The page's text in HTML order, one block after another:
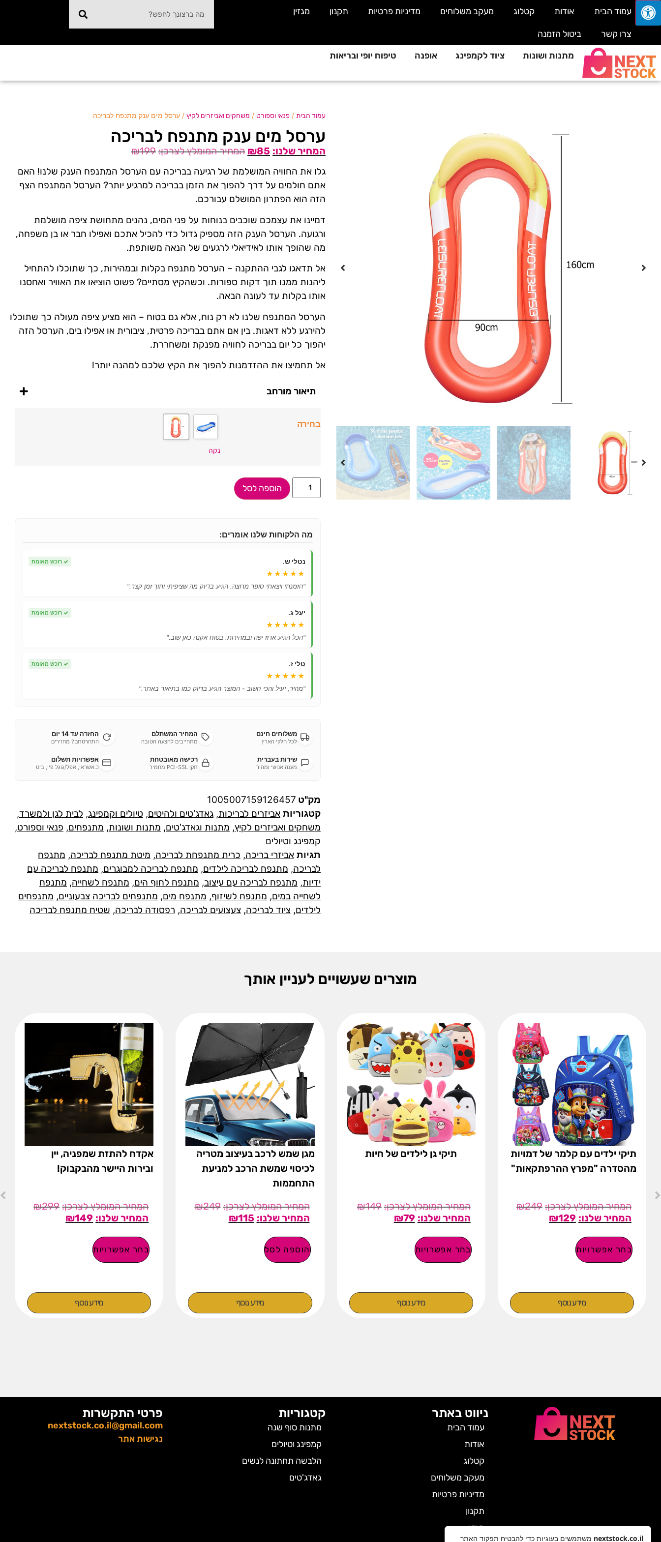
עמוד הבית אודות קטלוג מעקב משלוחים מדיניות פרטיות תקנון מגזין
צרו קשר
ביטול הזמנה
מתנות ושונות
ציוד לקמפינג אופנה טיפוח יופי ובריאות
עמוד הבית / פנאי וספורט / משחקים ואביזרים לקיץ / ערסל מים ענק מתנפח לבריכה
ערסל מים ענק מתנפח לבריכה
₪199 ₪85
גלו את החוויה המושלמת של רגיעה בבריכה עם הערסל המתנפח הענק שלנו! האם
אתם חולמים על דרך להפוך את הזמן בבריכה למרגיע יותר? הערסל המתנפח הצף
הזה הוא הפתרון המושלם עבורכם.
דמיינו את עצמכם שוכבים בנוחות על פני המים, נהנים מתחושת ציפה מושלמת
ורגועה. הערסל הענק הזה מספיק גדול כדי להכיל אתכם ואפילו חבר או בן משפחה,
מה שהופך אותו לאידיאלי לרגעים של הנאה משותפת.
אל תדאגו לגבי ההתקנה – הערסל מתנפח בקלות ובמהירות, כך שתוכלו להתחיל
ליהנות ממנו תוך דקות ספורות. וכשהקיץ מסתיים? פשוט הוציאו את האוויר ואחסנו
אותו בקלות עד לעונה הבאה.
הערסל המתנפח שלנו לא רק נוח, אלא גם בטוח – הוא מציע ציפה מעולה כך שתוכלו
להירגע ללא דאגות. בין אם אתם בבריכה פרטית, ציבורית או אפילו בים, הערסל הזה
יהפוך כל יום בבריכה לחוויה מפנקת ומשחררת.
אל תחמיצו את ההזדמנות להפוך את הקיץ שלכם למהנה יותר!
תיאור מורחב
בחירה
נקה
הוספה לסל
מה הלקוחות שלנו אומרים:
נטלי ש. ✓ רוכש מאומת
★★★★★
"הזמנתי ויצאתי סופר מרוצה. הגיע בדיוק מה שציפיתי ותוך זמן קצר."
יעל ג. ✓ רוכש מאומת
★★★★★
"הכל הגיע ארוז יפה ובמהירות. בטוח אקנה כאן שוב."
טלי ז. ✓ רוכש מאומת
★★★★★
"מהיר, יעיל והכי חשוב - המוצר הגיע בדיוק כמו בתיאור באתר."
משלוחים חינם
לכל חלקי הארץ
המחיר המשתלם
מתחייבים להצעה הטובה
החזרה עד 14 יום
התחרטתם? מחזירים
שירות בעברית
מענה אנושי ומהיר
רכישה מאובטחת
תקן PCI-SSL מחמיר
אפשרויות תשלום
כ.אשראי, אפל/גוגל פיי, ביט
מק"ט 1005007159126457
קטגוריות אביזרים לבריכות, גאדג'טים ולהיטים, טיולים וקמפינג, לבית לגן ולמשרד,
משחקים ואביזרים לקיץ, מתנות וגאדג'טים, מתנות ושונות, מתנפחים, פנאי וספורט,
קמפינג וטיולים
תגיות אביזרי בריכה, כרית מתנפחת לבריכה, מיטת מתנפח לבריכה, מתנפח
לבריכה, מתנפח לבריכה לילדים, מתנפח לבריכה למבוגרים, מתנפח לבריכה עם
ידיות, מתנפח לבריכה עם עיצוב, מתנפח לחוף הים, מתנפח לשחייה, מתנפח
לשחייה במים, מתנפח לשיזוף, מתנפח מים, מתנפחים לבריכה צבעוניים, מתנפחים
לילדים, ציוד לבריכה, צעצועים לבריכה, רפסודה לבריכה, שטיח מתנפח לבריכה
מוצרים שעשויים לעניין אותך
תיקי ילדים עם קלמר של דמויות
מהסדרה "מפרץ ההרפתקאות"
₪249
₪129
בחר אפשרויות
מידע נוסף
תיקי גן לילדים של חיות
₪149
₪79
בחר אפשרויות
מידע נוסף
מגן שמש לרכב בעיצוב מטריה
לכיסוי שמשת הרכב למניעת
התחממות
₪249
₪115
הוספה לסל
מידע נוסף
אקדח להתזת שמפניה, יין
ובירות היישר מהבקבוק!
₪299
₪149
בחר אפשרויות
מידע נוסף
ניווט באתר
עמוד הבית
אודות
קטלוג
מעקב משלוחים
מדיניות פרטיות
תקנון
מגזין
קטגוריות
מתנות סוף שנה
קמפינג וטיולים
הלבשה תחתונה לנשים
גאדג'טים
פרטי התקשרות
nextstock.co.il@gmail.com
נגישות אתר
nextstock.co.il משתמשים בעוגיות כדי להבטיח תפקוד האתר